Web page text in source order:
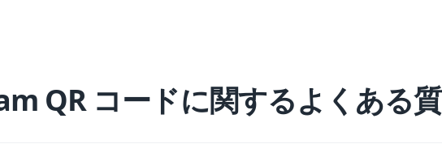
QR コードに関するよくある